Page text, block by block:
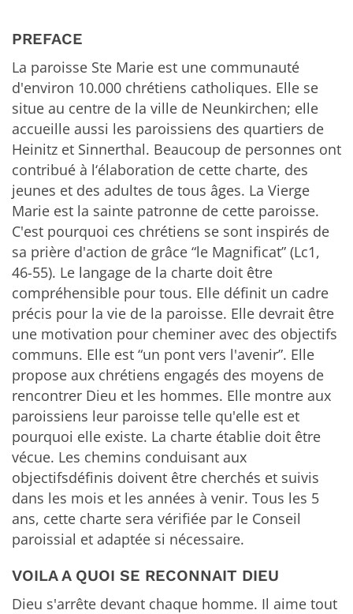
PREFACE
La paroisse Ste Marie est une communauté
d'environ 10.000 chrétiens catholiques. Elle se
situe au centre de la ville de Neunkirchen; elle
accueille aussi les paroissiens des quartiers de
Heinitz et Sinnerthal. Beaucoup de personnes ont
contribué à l‘élaboration de cette charte, des
jeunes et des adultes de tous âges. La Vierge
Marie est la sainte patronne de cette paroisse.
C'est pourquoi ces chrétiens se sont inspirés de
sa prière d'action de grâce “le Magnificat” (Lc1,
46-55). Le langage de la charte doit être
compréhensible pour tous. Elle définit un cadre
précis pour la vie de la paroisse. Elle devrait être
une motivation pour cheminer avec des objectifs
communs. Elle est “un pont vers l'avenir”. Elle
propose aux chrétiens engagés des moyens de
rencontrer Dieu et les hommes. Elle montre aux
paroissiens leur paroisse telle qu'elle est et
pourquoi elle existe. La charte établie doit être
vécue. Les chemins conduisant aux
objectifsdéfinis doivent être cherchés et suivis
dans les mois et les années à venir. Tous les 5
ans, cette charte sera vérifiée par le Conseil
paroissial et adaptée si nécessaire.
VOILA A QUOI SE RECONNAIT DIEU
Dieu s'arrête devant chaque homme. Il aime tout